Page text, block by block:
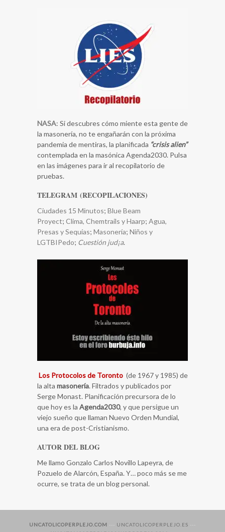
NASA: Si descubres cómo miente esta gente de
la masonería, no te engañarán con la próxima
pandemia de mentiras, la planificada “crisis alien”
contemplada en la masónica Agenda2030. Pulsa
en las imágenes para ir al recopilatorio de
pruebas.
TELEGRAM (RECOPILACIONES)
Ciudades 15 Minutos; Blue Beam
Proyect; Clima, Chemtrails y Haarp; ​Agua,
Presas y Sequías; Masonería; Niños y
LGTBIPedo; Cuestión jud¡a.
Los Protocolos de Toronto (de 1967 y 1985) de
la alta masonería. Filtrados y publicados por
Serge Monast. Planificación precursora de lo
que hoy es la Agenda2030, y que persigue un
viejo sueño que llaman Nuevo Orden Mundial,
una era de post-Cristianismo.
AUTOR DEL BLOG
Me llamo Gonzalo Carlos Novillo Lapeyra, de
Pozuelo de Alarcón, España. Y… poco más se me
ocurre, se trata de un blog personal.
UNCATOLICOPERPLEJO.COM --- UNCATOLICOPERPLEJO.ES ---